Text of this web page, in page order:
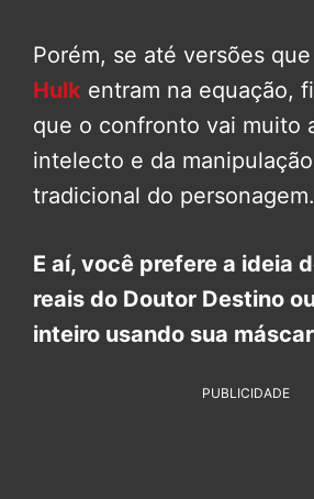
Porém, se até versões
Hulk entram na equação,
que o confronto vai muito
intelecto e da
tradicional do personagem.
E aí, você prefere a ideia
reais do Doutor Destino
inteiro usando sua
PUBLICIDADE